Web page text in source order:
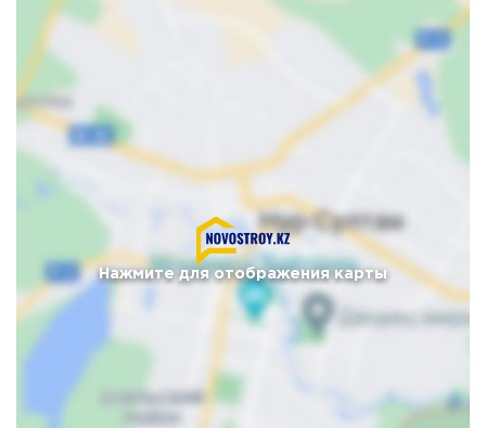
Нажмите для отображения карты